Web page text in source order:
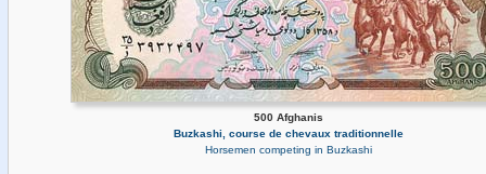
500 Afghanis
Buzkashi, course de chevaux traditionnelle
Horsemen competing in Buzkashi